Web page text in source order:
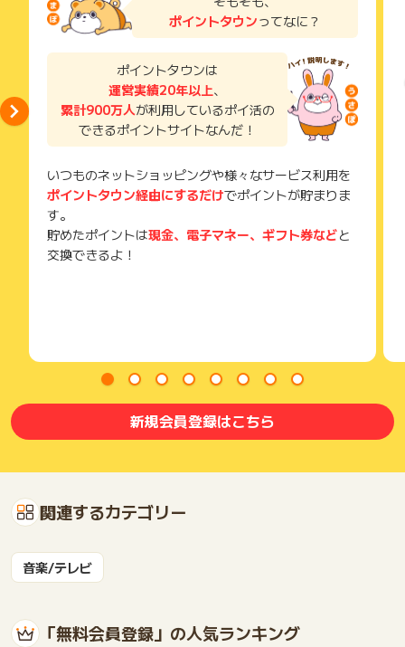
ポイントタウンってなに？
ポイントタウンは
運営実績20年以上、
累計900万人が利用しているポイ活の
できるポイントサイトなんだ！
いつものネットショッピングや様々なサービス利用を
ポイントタウン経由にするだけでポイントが貯まりま
す。
貯めたポイントは現金、電子マネー、ギフト券などと
交換できるよ！
新規会員登録はこちら
関連するカテゴリー
音楽/テレビ
「無料会員登録」の人気ランキング